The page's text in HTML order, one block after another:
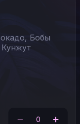
Бобы
Кунжут
0